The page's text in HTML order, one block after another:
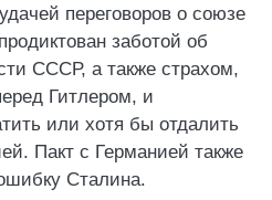
переговоров о союзе
заботой об
СССР, а также страхом,
Гитлером, и
или хотя бы отдалить
Пакт с Германией также
Сталина.